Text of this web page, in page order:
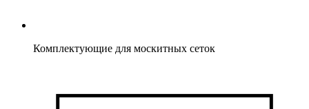
Комплектующие для москитных сеток